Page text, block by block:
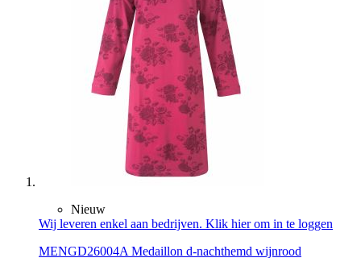
Nieuw
Wij leveren enkel aan bedrijven. Klik hier om in te loggen
MENGD26004A Medaillon d-nachthemd wijnrood